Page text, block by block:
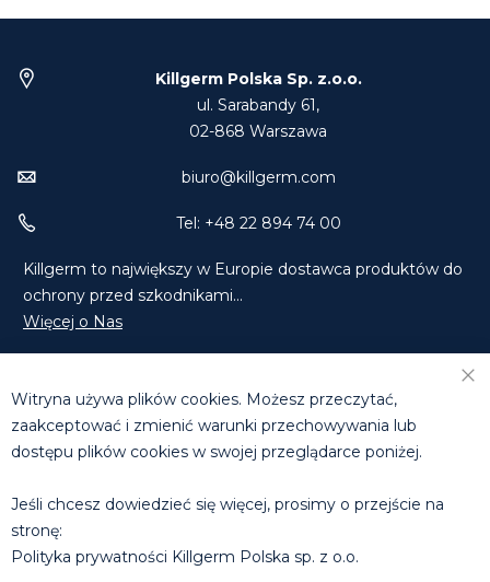
Killgerm Polska Sp. z.o.o.
ul. Sarabandy 61,
02-868 Warszawa
biuro@killgerm.com
Tel: +48 22 894 74 00
Killgerm to największy w Europie dostawca produktów do
ochrony przed szkodnikami...
Więcej o Nas
Skontaktuj się z Nami
DZIAŁ HANDLOWY
E: tomasz.michalowski@killgerm.com
E:rafal.molak@killgerm.com
Godziny pracy biura
: pon. - pt. 8.30 - 16.30
Witryna używa plików cookies. Możesz przeczytać,
zaakceptować i zmienić warunki przechowywania lub
dostępu plików cookies w swojej przeglądarce poniżej.
Jeśli chcesz dowiedzieć się więcej, prosimy o przejście na
stronę:
Polityka prywatności Killgerm Polska sp. z o.o.